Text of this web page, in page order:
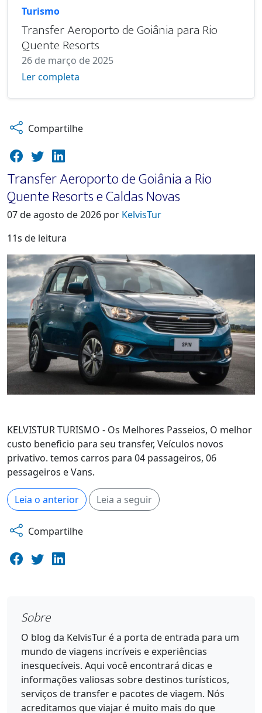
Turismo
Transfer Aeroporto de Goiânia para Rio
Quente Resorts
26 de março de 2025
Ler completa
Compartilhe
Transfer Aeroporto de Goiânia a Rio
Quente Resorts e Caldas Novas
07 de agosto de 2026 por KelvisTur
11s de leitura
KELVISTUR TURISMO - Os Melhores Passeios, O melhor
custo beneficio para seu transfer, Veículos novos
privativo. temos carros para 04 passageiros, 06
pessageiros e Vans.
Leia o anterior Leia a seguir
Compartilhe
Sobre
O blog da KelvisTur é a porta de entrada para um
mundo de viagens incríveis e experiências
inesquecíveis. Aqui você encontrará dicas e
informações valiosas sobre destinos turísticos,
serviços de transfer e pacotes de viagem. Nós
acreditamos que viajar é muito mais do que